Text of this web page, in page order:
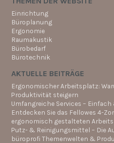
Einrichtung
Büroplanung
Ergonomie
Raumakustik
Bürobedarf
Bürotechnik
AKTUELLE BEITRÄGE
Ergonomischer Arbeitsplatz:
Produktivität steigern
Umfangreiche Services –
Entdecken Sie das Fellowes 4-
ergonomisch gestalteten
Putz- & Reinigungsmittel – Die
büroprofi Themenwelten &